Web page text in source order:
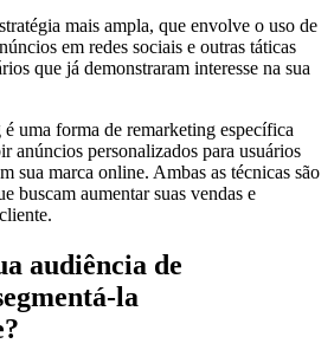
mais ampla, que envolve o uso de
em redes sociais e outras táticas
que já demonstraram interesse na sua
uma forma de remarketing específica
anúncios personalizados para usuários
sua marca online. Ambas as técnicas são
buscam aumentar suas vendas e
audiência de
la